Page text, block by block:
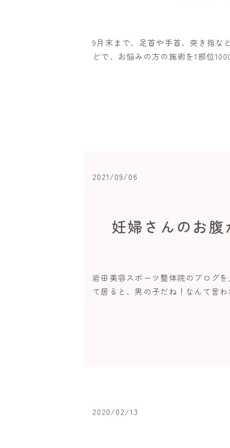
9月末まで、足首や手首、突き指な
どで、お悩みの方の施術を1部位
2021/09/06
妊婦さんのお
岩田美容スポーツ整体院のブログ
て居ると、男の子だね！なんて言
2020/02/13